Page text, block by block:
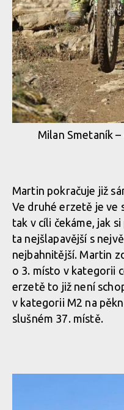
Milan Smetaník
Martin pokračuje již
Ve druhé erzetě je ve
tak v cíli čekáme, jak
ta nejšlapavější s
nejbahnitější. Martin
o 3. místo v kategorii
erzetě to již není
v kategorii M2 na
slušném 37. místě.